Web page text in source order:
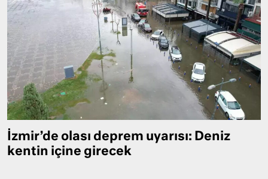
İzmir’de olası deprem uyarısı: Deniz
kentin içine girecek